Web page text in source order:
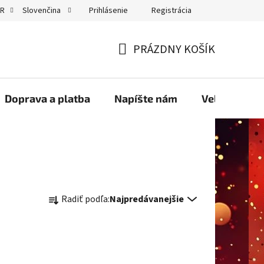
GDPRSlovenčina Prihlásenie Registrácia
KOŠÍK
PRÁZDNY KOŠÍK
Doprava a platba Napíšte nám
a Radiť podľa:Najpredávanejšie